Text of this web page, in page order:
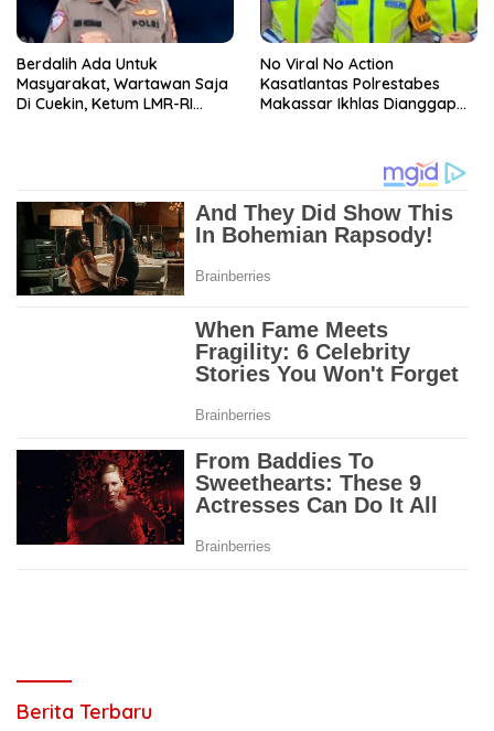
Berdalih Ada Untuk
Masyarakat, Wartawan Saja
Di Cuekin, Ketum LMR-RI
No Viral No Action
Kasatlantas Polrestabes
Makassar Ikhlas Dianggap
Berita Terbaru